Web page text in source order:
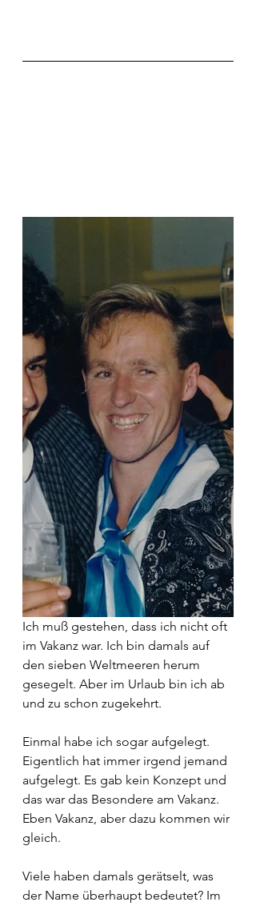
Ich muß gestehen, dass ich nicht oft
im Vakanz war. Ich bin damals auf
den sieben Weltmeeren herum
gesegelt. Aber im Urlaub bin ich ab
und zu schon zugekehrt.
Einmal habe ich sogar aufgelegt.
Eigentlich hat immer irgend jemand
aufgelegt. Es gab kein Konzept und
das war das Besondere am Vakanz.
Eben Vakanz, aber dazu kommen wir
gleich.
Viele haben damals gerätselt, was
der Name überhaupt bedeutet? Im